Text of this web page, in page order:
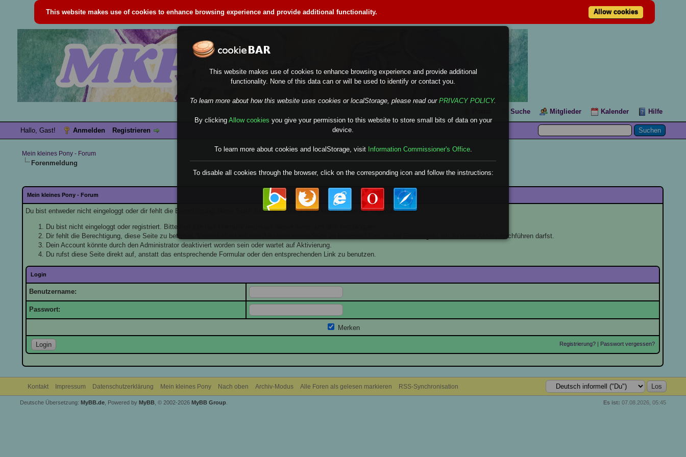
Suche Mitglieder Kalender Hilfe
Hallo, Gast! Anmelden Registrieren
Mein kleines Pony - Forum
Forenmeldung
Mein kleines Pony - Forum
Du bist entweder nicht eingeloggt oder dir fehlt die Berechtigung, diese Seite zu sehen. Grund dafür könnte einer der folgenden sein:
Du bist nicht eingeloggt oder registriert. Bitte benutze das Formular unten auf dieser Seite, um dich einzuloggen.
Dir fehlt die Berechtigung, diese Seite zu betreten. Versuchst du auf eine Administratoren-Seite zu kommen? Lies in den Forenregeln, ob du diese Aktion durchführen darfst.
Dein Account könnte durch den Administrator deaktiviert worden sein oder wartet auf Aktivierung.
Du rufst diese Seite direkt auf, anstatt das entsprechende Formular oder den entsprechenden Link zu benutzen.
Login
Benutzername:
Passwort:
Merken
Registrierung? | Passwort vergessen?
Kontakt Impressum Datenschutzerklärung Mein kleines Pony Nach oben Archiv-Modus Alle Foren als gelesen markieren RSS-Synchronisation
Es ist: 07.08.2026, 05:45
Deutsche Übersetzung:MyBB.de , Powered byMyBB , © 2002-2026MyBB Group
This website makes use of cookies to enhance browsing experience and provide additional
functionality. None of this data can or will be used to identify or contact you.
To learn more about how this website uses cookies or localStorage, please read our PRIVACY POLICY.
By clicking Allow cookies you give your permission to this website to store small bits of data on your
device.
To learn more about cookies and localStorage, visit Information Commissioner's Office.
To disable all cookies through the browser, click on the corresponding icon and follow the instructions:
This website makes use of cookies to enhance browsing experience and provide additional functionality. Allow cookies